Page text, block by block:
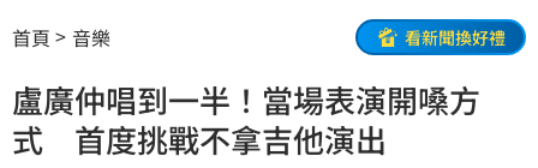
首頁 音樂 看新聞換好禮
盧廣仲唱到一半！當場表演開嗓方
式 首度挑戰不拿吉他演出